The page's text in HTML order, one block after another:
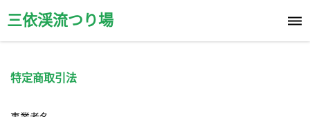
三依渓流つり場
特定商取引法